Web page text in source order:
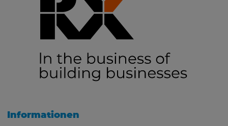
Informationen